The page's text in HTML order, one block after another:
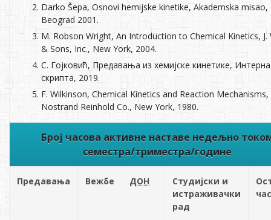
Darko Šepa, Osnovi hemijske kinetike, Akademska misao,
Beograd 2001.
M. Robson Wright, An Introduction to Chemical Kinetics, J.
& Sons, Inc., New York, 2004.
С. Гојковић, Предавања из хемијске кинетике, Интерна
скрипта, 2019.
F. Wilkinson, Chemical Kinetics and Reaction Mechanisms,
Nostrand Reinhold Co., New York, 1980.
Број часова активне наставе недељно
семестра/триместра/године
Предавања Вежбе ДОН
Студијски и
истраживачки
рад